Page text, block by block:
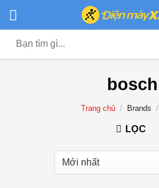
đến
nội
dung
Tìm
bosch
Trang chủ / Brands /
LỌC